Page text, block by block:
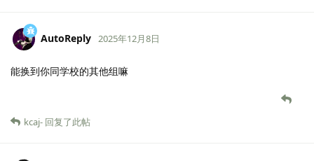
AutoReply 2025年12月8日
能换到你同学校的其他组嘛
kcaj- 回复了此帖